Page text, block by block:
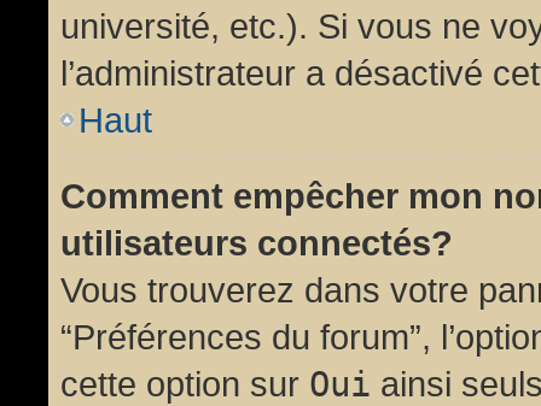
université, etc.). Si vous ne
l’administrateur a désactivé
Haut
Comment empêcher mon
utilisateurs connectés?
Vous trouverez dans votre
“Préférences du forum”,
cette option sur Oui ainsi